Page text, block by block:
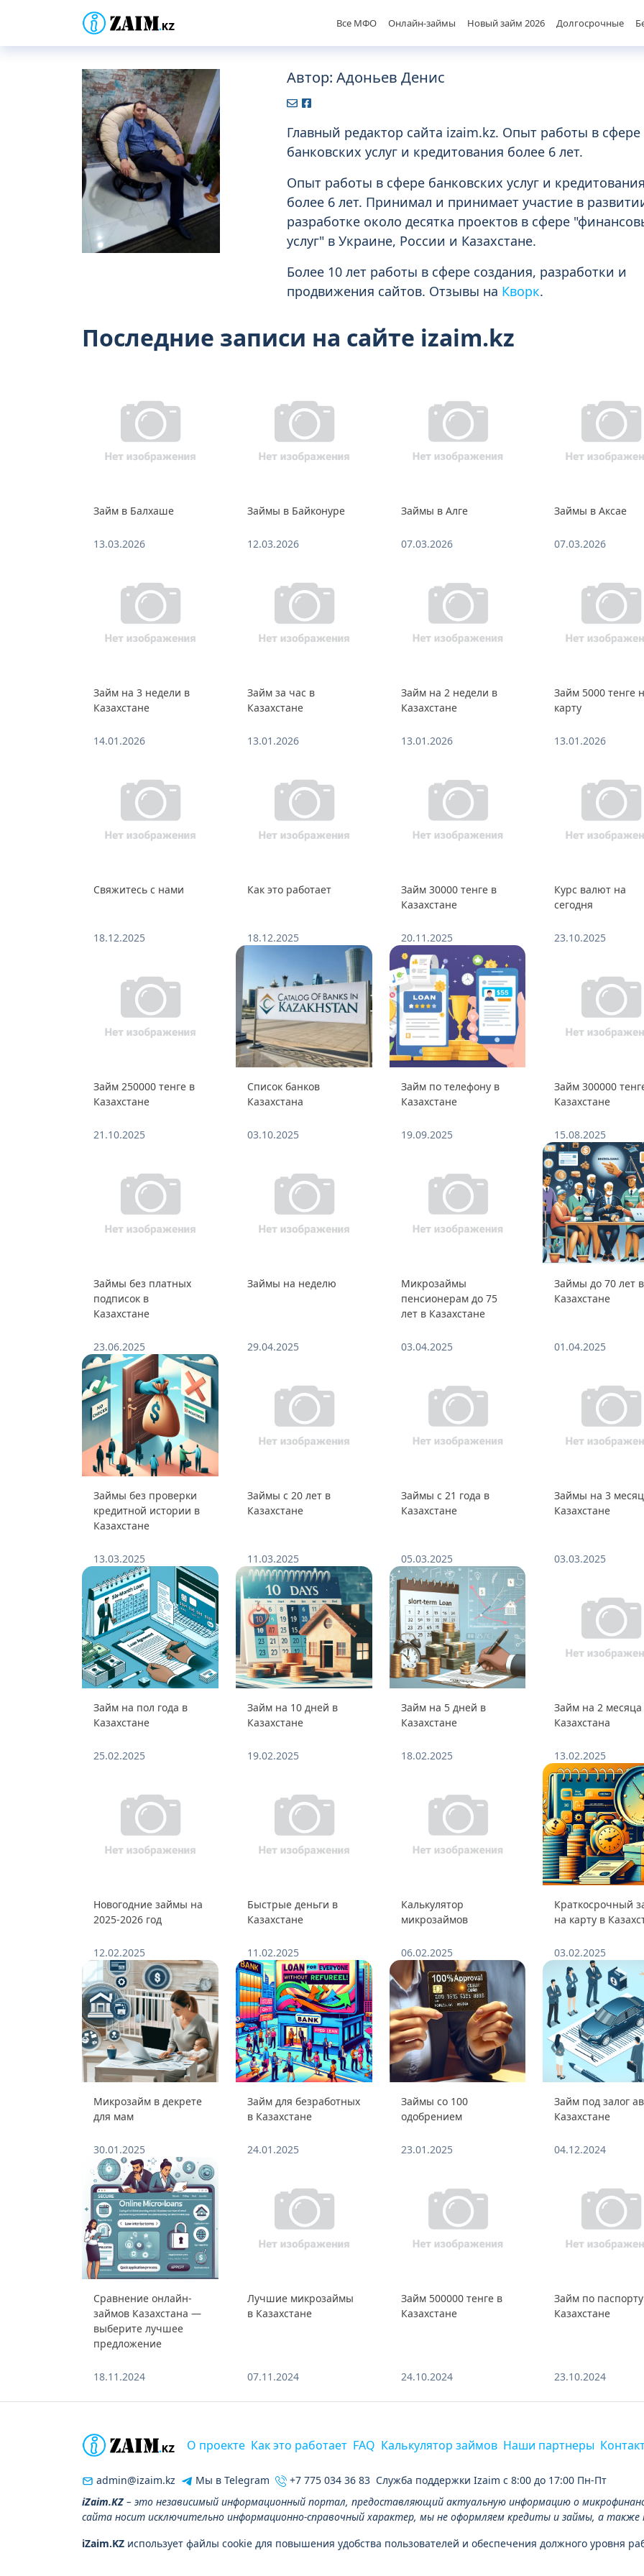
Все МФО Онлайн-займы Новый займ 2026 Долгосрочные
Автор: Адоньев Денис
Главный редактор сайта izaim.kz. Опыт работы в сфере
банковских услуг и кредитования более 6 лет.
Опыт работы в сфере банковских услуг и
более 6 лет. Принимал и принимает участие в
разработке около десятка проектов в сфере
услуг" в Украине, России и Казахстане.
Более 10 лет работы в сфере создания, разработки и
продвижения сайтов. Отзывы на Кворк.
Последние записи на сайте izaim.kz
Займ в Балхаше
13.03.2026
Займы в Байконуре
12.03.2026
Займы в Алге
07.03.2026
Займы в Аксае
07.03.2026
Займ на 3 недели в
Казахстане
14.01.2026
Займ за час в
Казахстане
13.01.2026
Займ на 2 недели в
Казахстане
13.01.2026
Займ 5000 тенге
карту
13.01.2026
Свяжитесь с нами
18.12.2025
Как это работает
18.12.2025
Займ 30000 тенге в
Казахстане
20.11.2025
Курс валют на
сегодня
23.10.2025
Займ 250000 тенге в
Казахстане
21.10.2025
Список банков
Казахстана
03.10.2025
Займ по телефону в
Казахстане
19.09.2025
Займ 300000
Казахстане
15.08.2025
Займы без платных
подписок в
Казахстане
23.06.2025
Займы на неделю
29.04.2025
Микрозаймы
пенсионерам до 75
лет в Казахстане
03.04.2025
Займы до 70 лет в
Казахстане
01.04.2025
Займы без проверки
кредитной истории в
Казахстане
13.03.2025
Займы с 20 лет в
Казахстане
11.03.2025
Займы с 21 года в
Казахстане
05.03.2025
Займы на 3
Казахстане
03.03.2025
Займ на пол года в
Казахстане
25.02.2025
Займ на 10 дней в
Казахстане
19.02.2025
Займ на 5 дней в
Казахстане
18.02.2025
Займ на 2 месяца
Казахстана
13.02.2025
Новогодние займы на
2025-2026 год
12.02.2025
Быстрые деньги в
Казахстане
11.02.2025
Калькулятор
микрозаймов
06.02.2025
Краткосрочный
на карту в
03.02.2025
Микрозайм в декрете
для мам
30.01.2025
Займ для безработных
в Казахстане
24.01.2025
Займы со 100
одобрением
23.01.2025
Займ под залог
Казахстане
04.12.2024
Сравнение онлайн-
займов Казахстана —
выберите лучшее
предложение
18.11.2024
Лучшие микрозаймы
в Казахстане
07.11.2024
Займ 500000 тенге в
Казахстане
24.10.2024
Займ по
Казахстане
23.10.2024
О проекте Как это работает FAQ Калькулятор займов Наши партнеры
admin@izaim.kz Мы в Telegram +7 775 034 36 83 Служба поддержки Izaim с 8:00 до 17:00 Пн-Пт
iZaim.KZ – это независимый информационный портал, предоставляющий актуальную информацию о
сайта носит исключительно информационно-справочный характер, мы не оформляем кредиты и займы, а также
iZaim.KZ использует файлы cookie для повышения удобства пользователей и обеспечения должного уровня